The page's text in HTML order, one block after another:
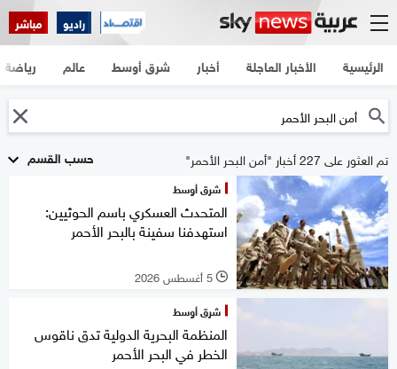
راديو مباشر
الرئيسية الأخبار العاجلة أخبار شرق أوسط عالم رياضة
حسب القسم تم العثور على 227 أخبار "أمن البحر الأحمر"
شرق أوسط
المتحدث العسكري باسم الحوثيين:
استهدفنا سفينة بالبحر الأحمر
l 5 أغسطس 2026
شرق أوسط
المنظمة البحرية الدولية تدق ناقوس
الخطر في البحر الأحمر